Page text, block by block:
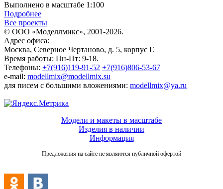
Выполнено в масштабе 1:100
Подробнее
Все проекты
© ООО «Моделлмикс», 2001-2026.
Адрес офиса:
Москва, Северное Чертаново, д. 5, корпус Г.
Время работы: Пн-Пт: 9-18.
Телефоны: +7(916)119-91-52 +7(916)806-53-67
e-mail: modellmix@modellmix.su
для писем с большими вложениями: modellmix@ya.ru
Модели и макеты в масштабе
Изделия в наличии
Информация
Предложения на сайте не являются публичной офертой